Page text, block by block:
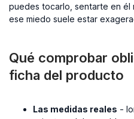
puedes tocarlo, sentarte en él
ese miedo suele estar
Qué comprobar
ficha del producto
Las medidas reales -